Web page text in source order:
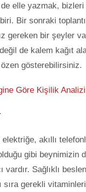
elle yazmak, bizleri
Bir sonraki
gereken bir şeyler
de kalem kağıt
gösterebilirsiniz.
Göre Kişilik Analizi
akıllı
gibi beynimizin
vardır. Sağlıklı
sıra gerekli vitaminleri